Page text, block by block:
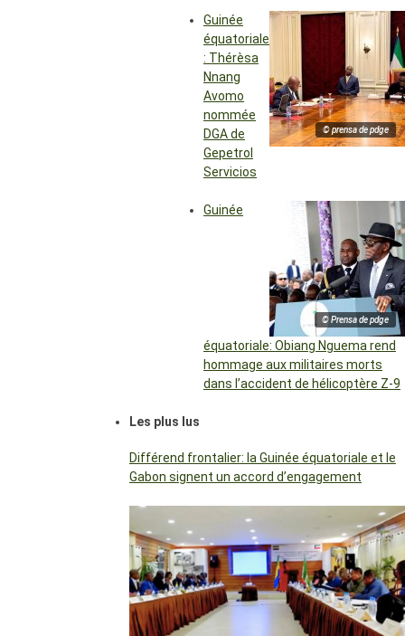
© prensa de pdge
Guinée
équatoriale
: Thérèsa
Nnang
Avomo
nommée
DGA de
Gepetrol
Servicios
© Prensa de pdge
Guinée
équatoriale: Obiang Nguema rend
hommage aux militaires morts
dans l’accident de hélicoptère Z-9
Les plus lus
Différend frontalier: la Guinée équatoriale et le
Gabon signent un accord d’engagement